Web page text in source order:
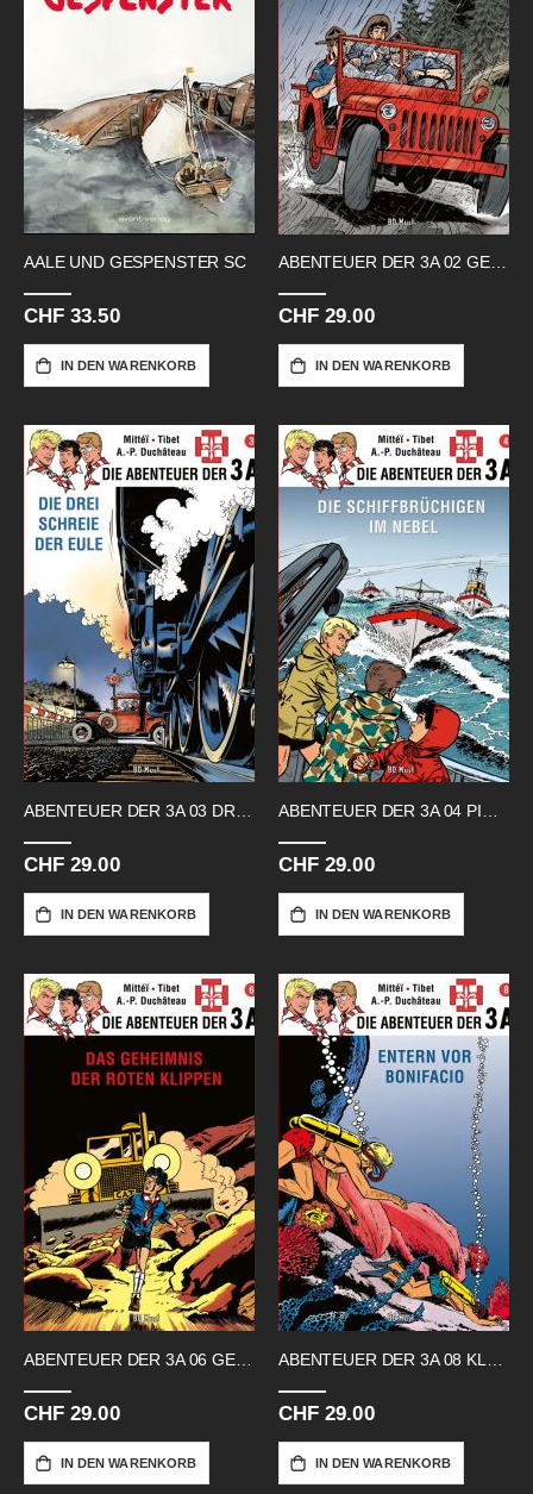
AALE UND GESPENSTER SC
CHF 33.50
IN DEN WARENKORB
ABENTEUER DER 3A 02 GEISTERGROTTE
CHF 29.00
IN DEN WARENKORB
ABENTEUER DER 3A 03 DRITTE SCHREI
CHF 29.00
IN DEN WARENKORB
ABENTEUER DER 3A 04 PIRATEN IM NEBEL
CHF 29.00
IN DEN WARENKORB
ABENTEUER DER 3A 06 GEHEIMNIS
CHF 29.00
IN DEN WARENKORB
CHF 29.00
IN DEN WARENKORB